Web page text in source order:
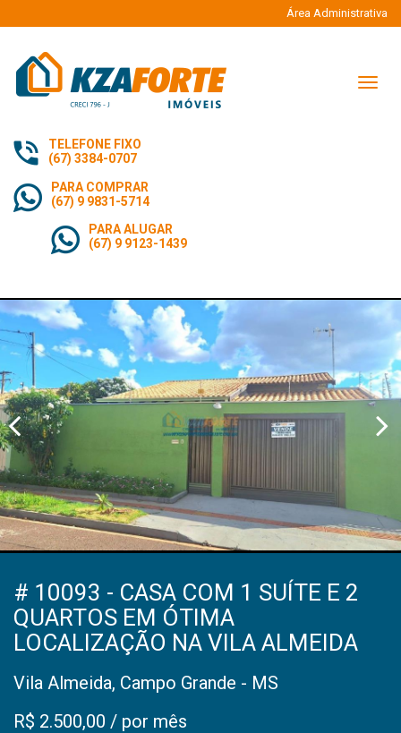
Área Administrativa
TELEFONE FIXO
(67) 3384-0707
PARA COMPRAR
(67) 9 9831-5714
PARA ALUGAR
(67) 9 9123-1439
# 10093 - CASA COM 1 SUÍTE E 2
QUARTOS EM ÓTIMA
LOCALIZAÇÃO NA VILA ALMEIDA
Vila Almeida, Campo Grande - MS
R$ 2.500,00 / por mês